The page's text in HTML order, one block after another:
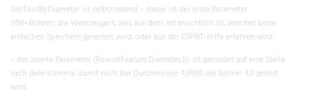
GetToolByDiameter ist selbstredend – dabei ist der erste Parameter
(156=Bohrer) die Werkzeugart, was aus dem .etl ersichtlich ist, welches beim
einfachen Speichern generiert wird, oder aus der ESPRIT-Hilfe erfahren wird.
– der zweite Parameter (Round(Feature.Diameter,1)) ist gerundet auf eine Stelle
nach dem Komma, damit nicht bei Durchmesser 4,9999 der Bohrer 4,9 geholt
wird.